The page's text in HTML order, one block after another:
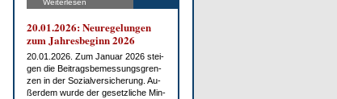
Weiterlesen
20.01.2026: Neu­re­ge­lun­gen
zum Jah­res­be­ginn 2026
20.01.2026. Zum Ja­nu­ar 2026 stei­
gen die Bei­trags­be­mes­sungs­gren­
zen in der So­zi­al­ver­si­che­rung. Au­
ßer­dem wur­de der ge­setz­li­che Min­